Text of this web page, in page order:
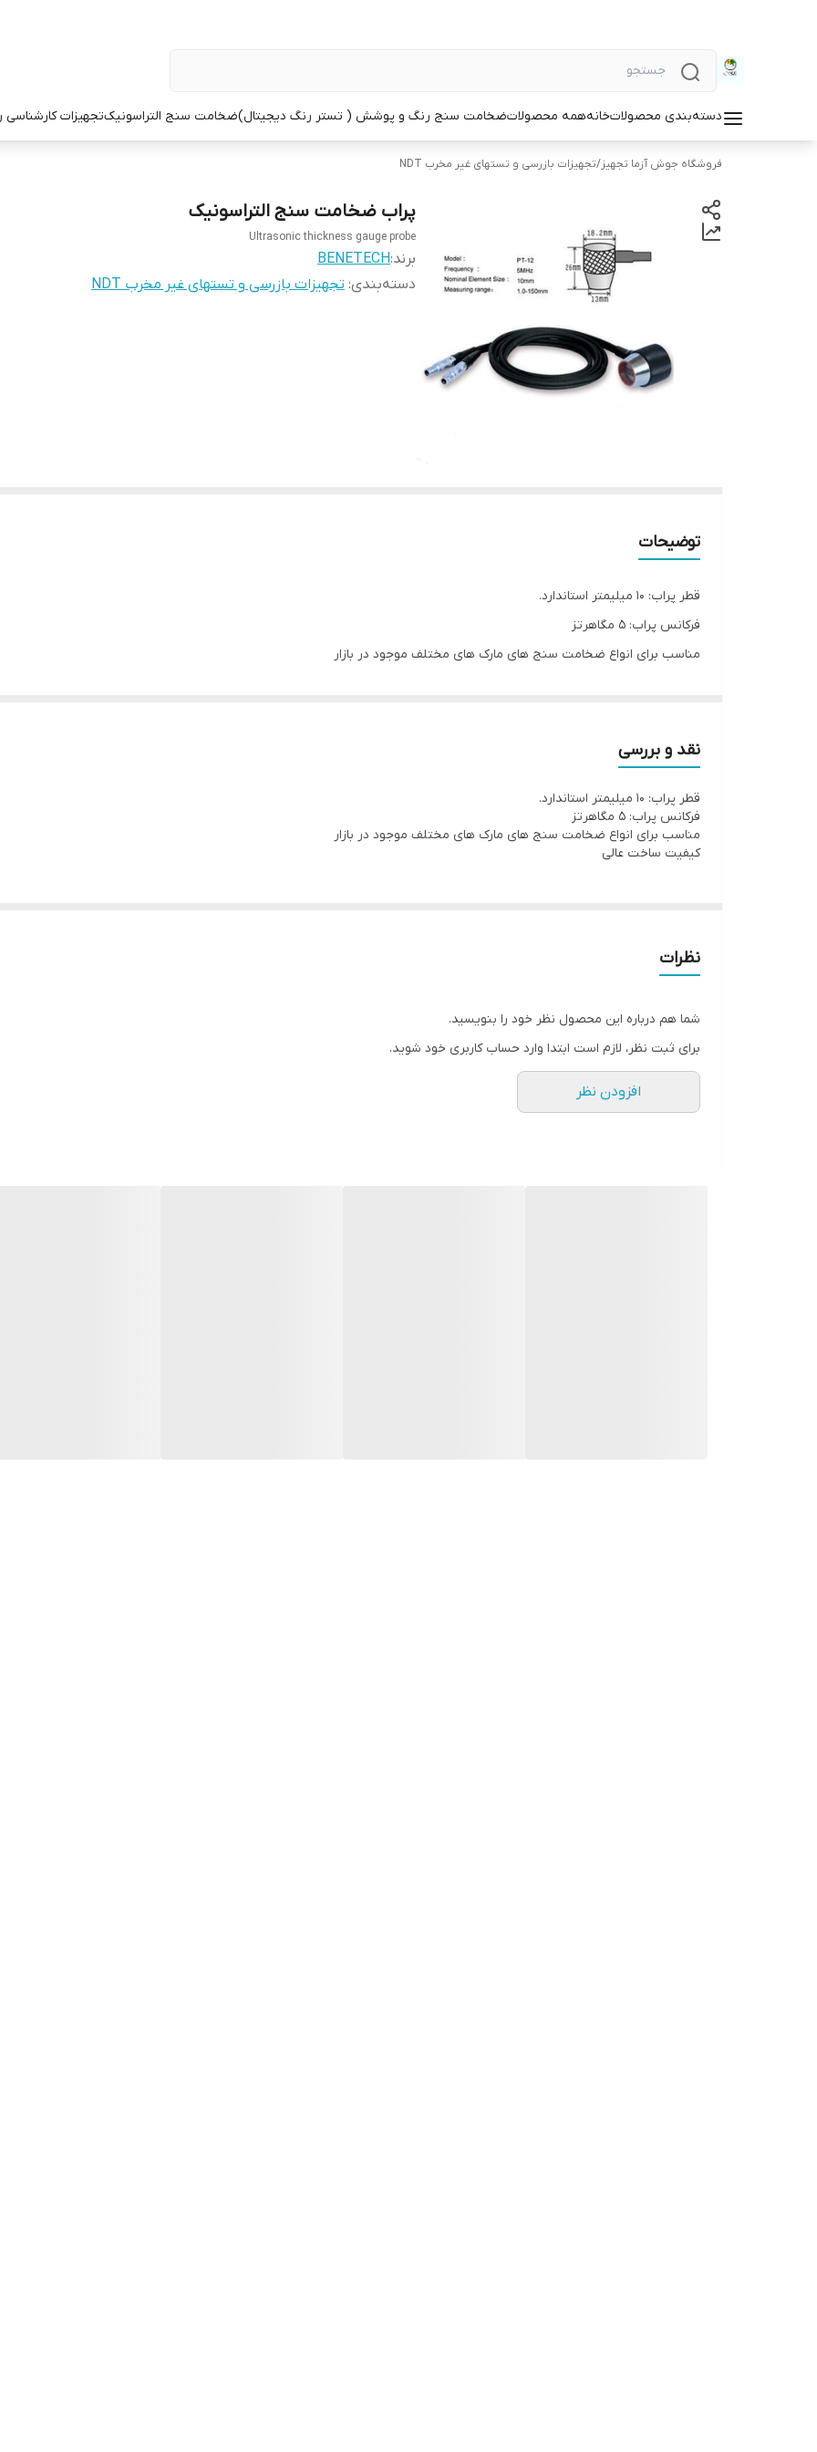
دسته‌بندی محصولاتخانههمه محصولاتضخامت سنج رنگ و پوشش ( تستر رنگ دیجیتال)ضخامت سنج التراسونیکتجهیزات
فروشگاه جوش آزما تجهیز/تجهیزات بازرسی و تستهای غیر مخرب NDT
پراب ضخامت سنج التراسونیک
Ultrasonic thickness gauge probe
برند:BENETECH
دسته‌بندی: تجهیزات بازرسی و تستهای غیر مخرب NDT
توضیحات
قطر پراب: 10 میلیمتر استاندارد.
فرکانس پراب: 5 مگاهرتز
مناسب برای انواع ضخامت سنج های مارک های مختلف موجود در بازار
نقد و بررسی
قطر پراب: 10 میلیمتر استاندارد.
فرکانس پراب: 5 مگاهرتز
مناسب برای انواع ضخامت سنج های مارک های مختلف موجود در بازار
کیفیت ساخت عالی
نظرات
شما هم درباره این محصول نظر خود را بنویسید.
برای ثبت نظر، لازم است ابتدا وارد حساب کاربری خود شوید.
افزودن نظر